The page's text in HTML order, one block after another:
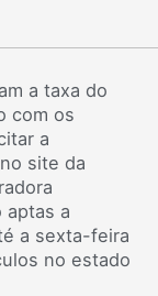
a taxa do
com os
a
site da
aptas a
a sexta-feira
no estado